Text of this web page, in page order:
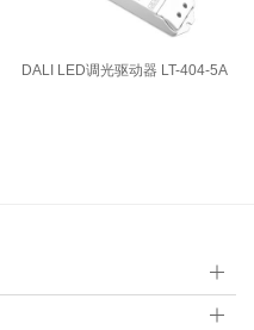
DALI LED调光驱动器 LT-404-5A